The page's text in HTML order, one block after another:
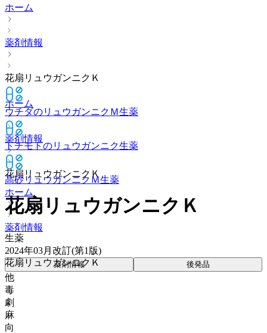
ホーム
薬剤情報
花扇リュウガンニクＫ
ウチダのリュウガンニクＭ生薬
トチモトのリュウガンニク生薬
高砂リュウガンニクＭ生薬
ホーム
薬剤情報
花扇リュウガンニクＫ
ホーム
薬剤情報
花扇リュウガンニクＫ
花扇リュウガンニクＫ
生薬
2024年03月改訂(第1版)
薬剤情報 後発品
他
毒
劇
麻
向